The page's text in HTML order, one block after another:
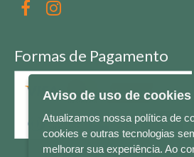
Formas de Pagamento
Aviso de uso de cookies
Atualizamos nossa política de
cookies e outras tecnologias
melhorar sua experiência. Ao